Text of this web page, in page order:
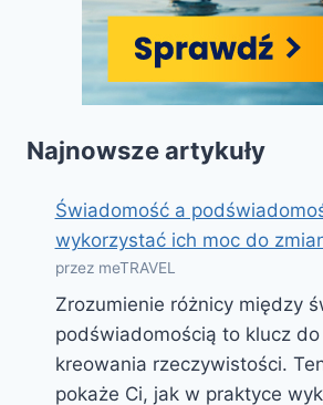
Najnowsze artykuły
Świadomość a
wykorzystać ich moc do
przez meTRAVEL
Zrozumienie różnicy między
podświadomością to klucz
kreowania rzeczywistości.
pokaże Ci, jak w praktyce